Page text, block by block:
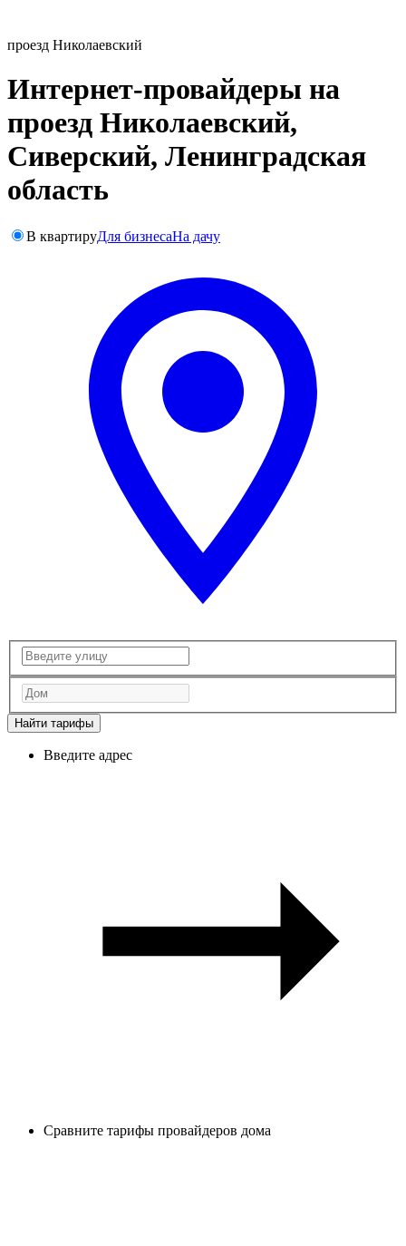
проезд Николаевский
Интернет-провайдеры на
проезд Николаевский,
Сиверский, Ленинградская
область
В квартируДля бизнесаНа дачу
Найти тарифы
Введите адрес
Сравните тарифы провайдеров дома